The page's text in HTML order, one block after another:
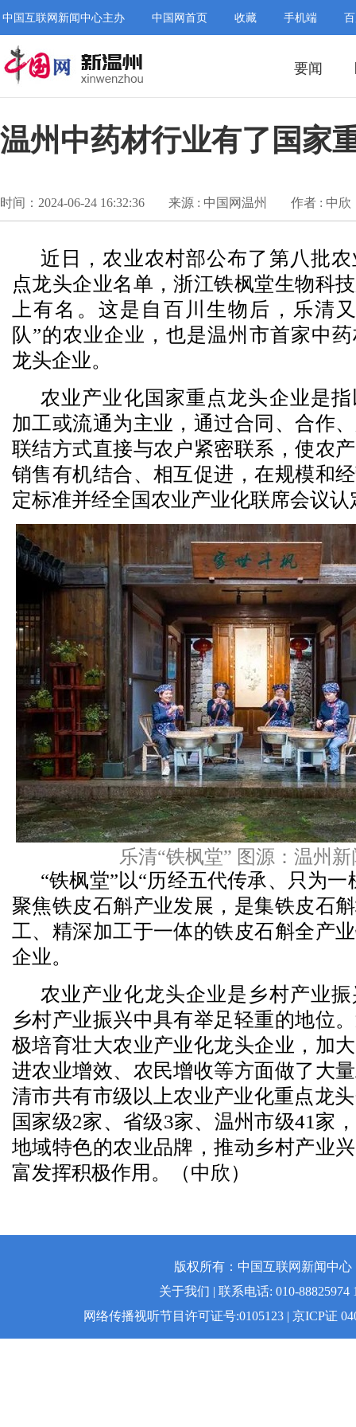
中国互联网新闻中心主办 中国网首页 收藏 手机端
要闻
温州中药材行业有了国家
时间：2024-06-24 16:32:36 来源 : 中国网温州 作者 : 中欣
近日，农业农村部公布了第八批
点龙头企业名单，浙江铁枫堂生物科
上有名。这是自百川生物后，乐清
队”的农业企业，也是温州市首家中
龙头企业。
农业产业化国家重点龙头企业是
加工或流通为主业，通过合同、合作
联结方式直接与农户紧密联系，使农
销售有机结合、相互促进，在规模和
定标准并经全国农业产业化联席会议
乐清“铁枫堂” 图源：温州
“铁枫堂”以“历经五代传承、只为一
聚焦铁皮石斛产业发展，是集铁皮石
工、精深加工于一体的铁皮石斛全产
企业。
农业产业化龙头企业是乡村产业
乡村产业振兴中具有举足轻重的地位
极培育壮大农业产业化龙头企业，加
进农业增效、农民增收等方面做了大
清市共有市级以上农业产业化重点龙
国家级2家、省级3家、温州市级41家
地域特色的农业品牌，推动乡村产业
富发挥积极作用。（中欣）
版权所有：中国互联网新闻中
关于我们 | 联系电话: 010-88825974
网络传播视听节目许可证号:0105123 | 京ICP证